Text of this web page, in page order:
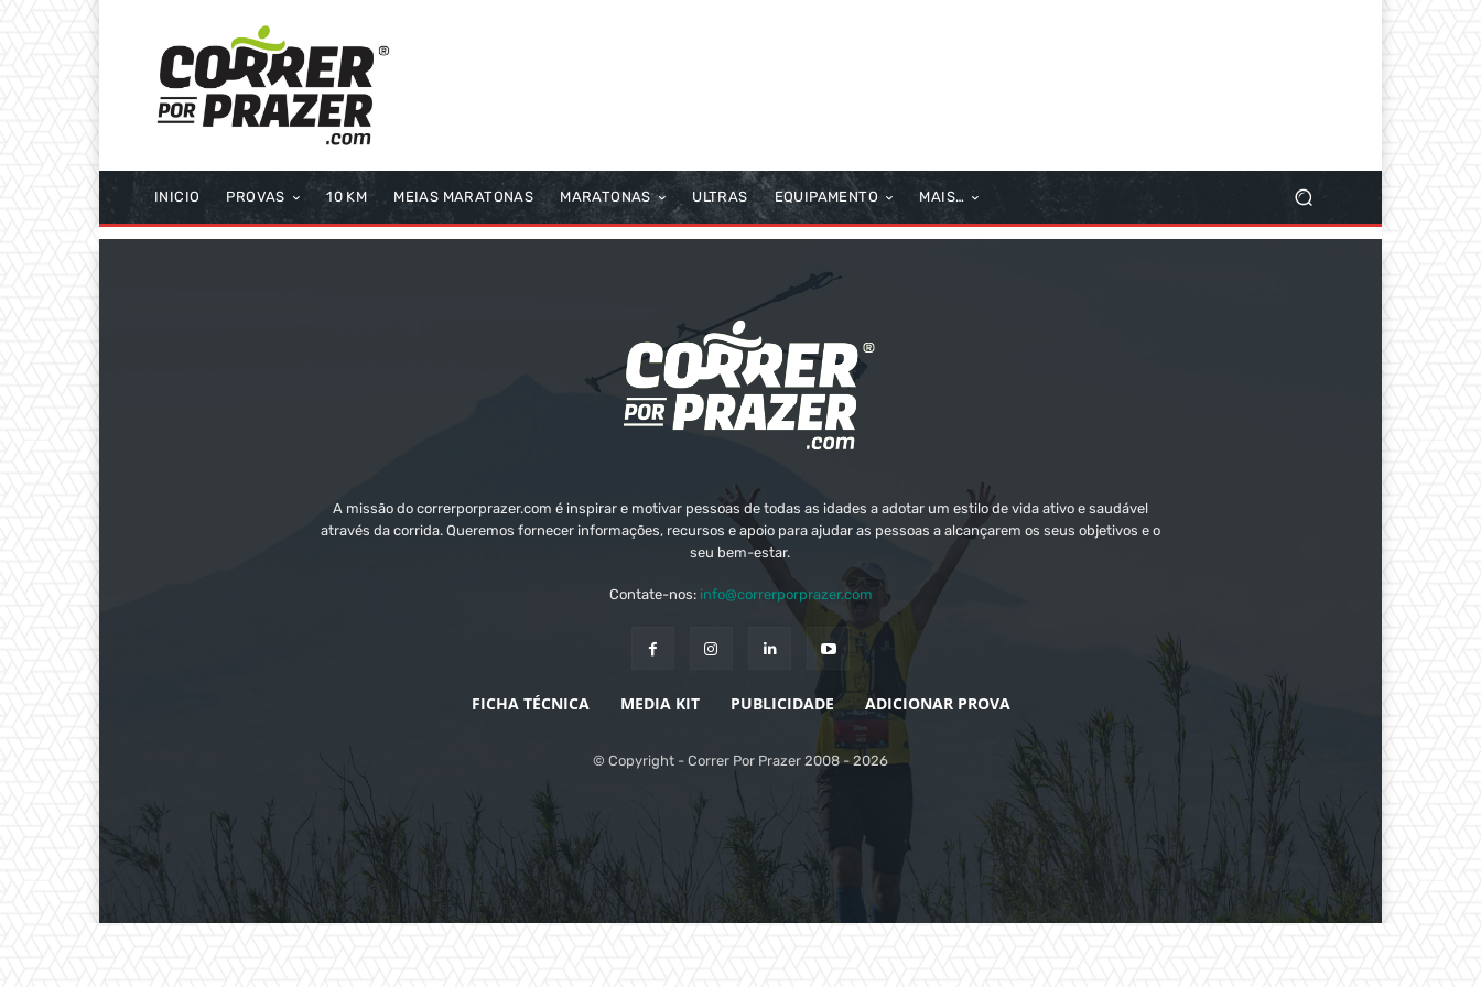
INICIO PROVAS 10 KM MEIAS MARATONAS MARATONAS ULTRAS EQUIPAMENTO MAIS…
A missão do correrporprazer.com é inspirar e motivar pessoas de todas as idades a adotar um estilo de vida ativo e saudável
através da corrida. Queremos fornecer informações, recursos e apoio para ajudar as pessoas a alcançarem os seus objetivos e o
seu bem-estar.
Contate-nos: info@correrporprazer.com
FICHA TÉCNICA MEDIA KIT PUBLICIDADE ADICIONAR PROVA
© Copyright - Correr Por Prazer 2008 - 2026